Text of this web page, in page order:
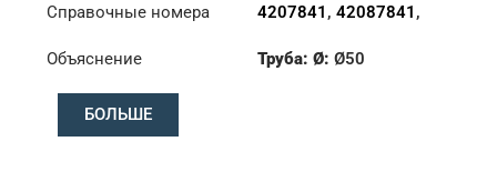
Справочные номера 4207841 ,42087841 ,
4747960,4747961
Объяснение Труба: Ø:Ø50
БОЛЬШЕ